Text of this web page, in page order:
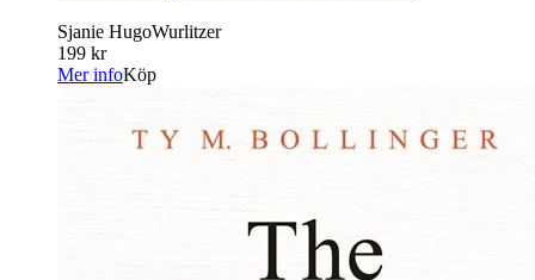
Sjanie HugoWurlitzer
199 kr
Mer infoKöp